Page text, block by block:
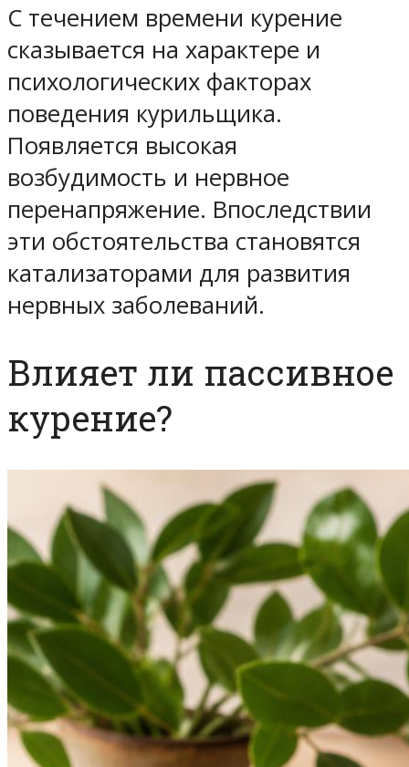
С течением времени курение
сказывается на характере и
психологических факторах
поведения курильщика.
Появляется высокая
возбудимость и нервное
перенапряжение. Впоследствии
эти обстоятельства становятся
катализаторами для развития
нервных заболеваний.
Влияет ли пассивное
курение?